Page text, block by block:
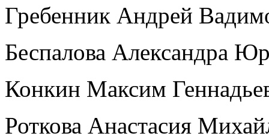
Гребенник Андрей
Беспалова Александра
Конкин Максим
Роткова Анастасия